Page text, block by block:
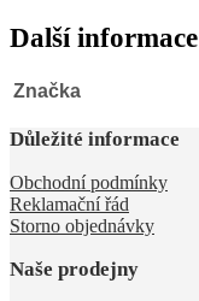
Další informace
Značka
Důležité informace
Obchodní podmínky
Reklamační řád
Storno objednávky
Naše prodejny